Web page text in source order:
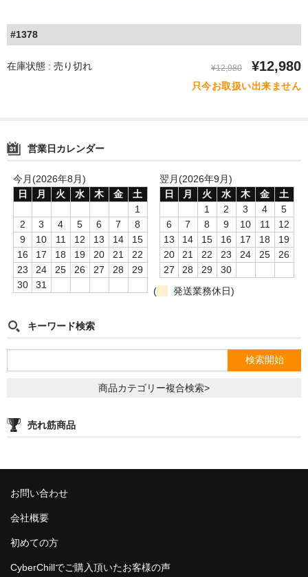
storz-bickel
DOTMOD
Dynavap
Dynavap本体
Dynavapパーツ
IH
グラインダー
Simrell Collection
HIGHER LEVEL
Futo
自宅シーシャ
シーシャフレーバーレビュー
シーシャ機材
#1378
在庫状態 : 売り切れ ¥12,980 ¥12,980
只今お取扱い出来ません
営業日カレンダー
今月(2026年8月)
日
月 火 水 木 金
土
1
2
3 4 5 6 7
8
9
10 11 12 13 14
15
16
17 18 19 20 21
22
23
24 25 26 27 28
29
30
31
翌月(2026年9月)
日
月 火 水 木 金
土
1
2 3 4
5
6
7 8 9 10 11
12
13
14 15 16 17 18
19
20
21 22 23 24 25
26
27
28 29
30
(
発送業務休日)
キーワード検索
商品カテゴリー複合検索>
売れ筋商品
お問い合わせ
会社概要
初めての方
CyberChillでご購入頂いたお客様の声